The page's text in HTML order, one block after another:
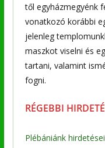
től egyházmegyénk
vonatkozó korábbi
jelenleg
maszkot viselni és
tartani, valamint
fogni.
RÉGEBBI
Plébániánk hirdetései